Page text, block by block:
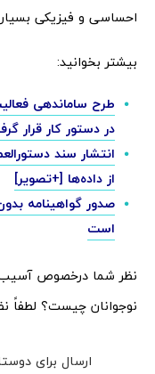
احساسی و فیزیکی
بیشتر بخوانید:
طرح ساماندهی
در دستور کار قرار
انتشار سند
از داده‌ها [+تصویر]
صدور گواهینامه
است
نظر شما درخصوص
نوجوانان چیست؟ لطفاً
ارسال برای